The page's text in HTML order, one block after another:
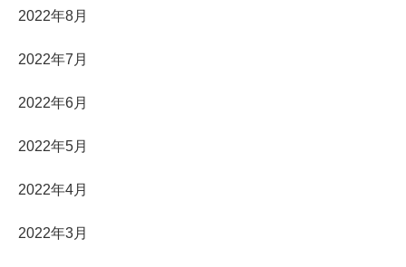
2022年8月
2022年7月
2022年6月
2022年5月
2022年4月
2022年3月